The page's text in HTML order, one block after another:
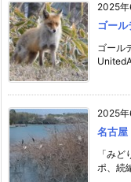
2025年
ゴー
ゴール
2025年
名古屋
「み
ポ、続